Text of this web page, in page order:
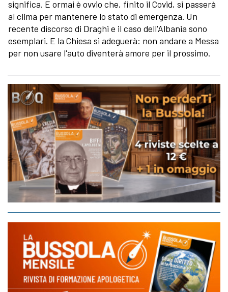
significa. E ormai è ovvio che, finito il Covid, si passerà
al clima per mantenere lo stato di emergenza. Un
recente discorso di Draghi e il caso dell'Albania sono
esemplari. E la Chiesa si adeguerà: non andare a Messa
per non usare l'auto diventerà amore per il prossimo.